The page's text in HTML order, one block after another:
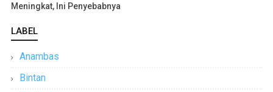
Meningkat, Ini Penyebabnya
LABEL
Anambas
Bintan